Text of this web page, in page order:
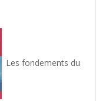
Les fondements du